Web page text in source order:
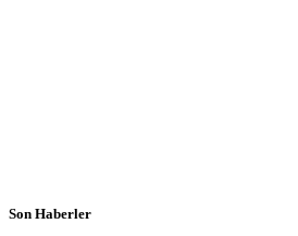
Son Haberler